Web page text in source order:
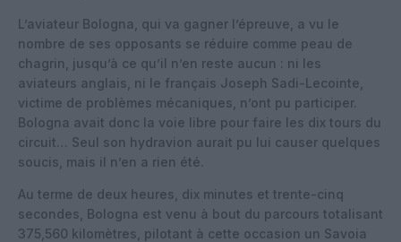
L’aviateur Bologna, qui va gagner l’épreuve, a vu le
nombre de ses opposants se réduire comme peau de
chagrin, jusqu’à ce qu’il n’en reste aucun : ni les
aviateurs anglais, ni le français Joseph Sadi-Lecointe,
victime de problèmes mécaniques, n’ont pu participer.
Bologna avait donc la voie libre pour faire les dix tours du
circuit… Seul son hydravion aurait pu lui causer quelques
soucis, mais il n’en a rien été.
Au terme de deux heures, dix minutes et trente-cinq
secondes, Bologna est venu à bout du parcours totalisant
375,560 kilomètres, pilotant à cette occasion un Savoia